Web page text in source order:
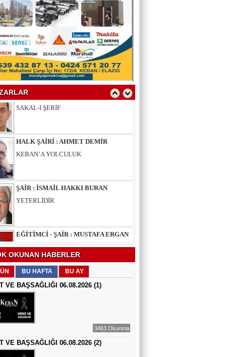
YAZAR : SELAHATTİN YALÇINER
YAZAR : AV.LEVENT BİLGİN
SAKAL-I ŞERİF
HALK ŞAİRİ : AHMET DEMİR
ŞAİR : İSMAİL HAKKI BURAN
EĞİTİMCİ - ŞAİR : MUSTAFA ERGAN
EĞİTİMCİ - ŞAİR : FEVZİ ÖZDEMİR
EDEP
ŞAİR : SELAMİ DOLU
ŞİİRLERİN HER SATIRINDA SEN VARSIN
EĞİTİMCİ - YAZAR : MEHMET
YILMAZ
OKUNAN HABERLER
BU HAFTA BU AY
VE BAŞSAĞLIĞI 06.08.2026 (1)
3463 Okunma
VE BAŞSAĞLIĞI 06.08.2026 (2)